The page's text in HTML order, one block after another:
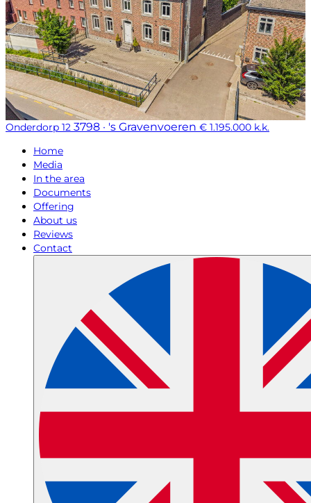
Onderdorp 12 3798 · 's Gravenvoeren € 1.195.000 k.k.
Home
Media
In the area
Documents
Offering
About us
Reviews
Contact